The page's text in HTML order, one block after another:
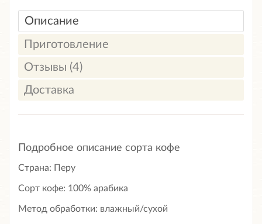
Описание
Приготовление
Отзывы (4)
Доставка
Подробное описание сорта кофе
Страна: Перу
Сорт кофе: 100% арабика
Метод обработки: влажный/сухой